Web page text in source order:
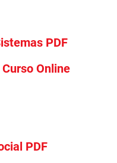
PDF
Online
PDF